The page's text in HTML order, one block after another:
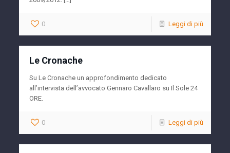
0 Leggi di più
Le Cronache
Su Le Cronache un approfondimento dedicato
all’intervista dell’avvocato Gennaro Cavallaro su Il Sole 24
ORE.
0 Leggi di più